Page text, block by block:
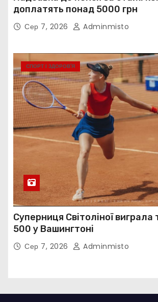
доплатять понад 5000 грн
Сер 7, 2026 Adminmisto
СПОРТ І ЗДОРОВ’Я
Суперниця Світоліної виграла
500 у Вашингтоні
Сер 7, 2026 Adminmisto